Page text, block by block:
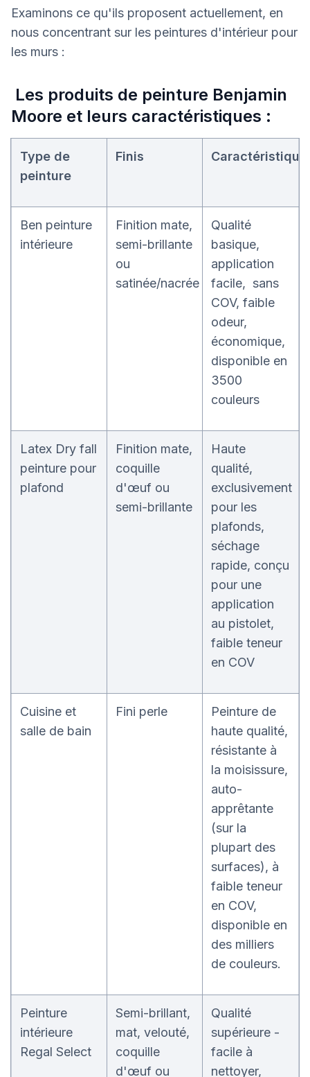
Examinons ce qu'ils proposent actuellement, en
nous concentrant sur les peintures d'intérieur pour
les murs :
Les produits de peinture Benjamin
Moore et leurs caractéristiques :
Type de
peinture
Finis
Ben peinture
intérieure
Finition mate,
semi-brillante
ou
satinée/nacrée
Qualité
basique,
application
facile, sans
COV, faible
odeur,
économique,
disponible en
3500
couleurs
Latex Dry fall
peinture pour
plafond
Finition mate,
coquille
d'œuf ou
semi-brillante
Haute
qualité,
exclusivement
pour les
plafonds,
séchage
rapide, conçu
pour une
application
au pistolet,
faible teneur
en COV
Cuisine et
salle de bain
Fini perle
Peinture de
haute qualité,
résistante à
la moisissure,
auto-
apprêtante
(sur la
plupart des
surfaces), à
faible teneur
en COV,
disponible en
des milliers
de couleurs.
Peinture
intérieure
Regal Select
Semi-brillant,
mat, velouté,
coquille
d'œuf ou
Qualité
supérieure -
facile à
nettoyer,